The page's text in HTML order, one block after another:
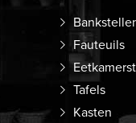
Fauteuils
Tafels
Kasten